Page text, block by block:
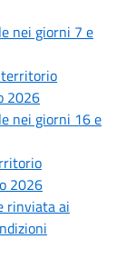
nei giorni 7 e
territorio
2026
nei giorni 16 e
2026
rinviata ai